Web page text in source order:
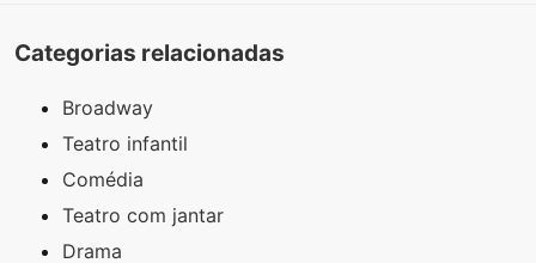
Categorias relacionadas
Broadway
Teatro infantil
Comédia
Teatro com jantar
Drama